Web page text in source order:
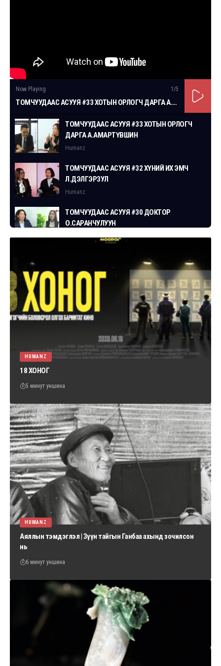
Now Playing 1 /5
ТОМЧУУДААС АСУУЯ #33 ХОТЫН ОРЛОГЧ ДАРГА А.АМАРТҮВШИН
ТОМЧУУДААС АСУУЯ #33 ХОТЫН ОРЛОГЧ
ДАРГА А.АМАРТҮВШИН
Humanz
ТОМЧУУДААС АСУУЯ #32 ХҮНИЙ ИХ ЭМЧ
Л.ДЭЛГЭРЗУЛ
Humanz
ТОМЧУУДААС АСУУЯ #30 ДОКТОР
О.САРАНЧУЛУУН
Humanz
ТОМЧУУДААС АСУУЯ #29 СГЗ С.ЦОГТБАЯР
Humanz
ТОМЧУУДААС АСУУЯ #28 ХУУЛЬЧ
Г.ЭРДЭНЭБАТ
Humanz
HUMANZ
18 ХОНОГ
5 минут уншина
HUMANZ
Аяллын тэмдэглэл | Зүүн тайгын Ганбаа ахынд зочилсон
нь
6 минут уншина